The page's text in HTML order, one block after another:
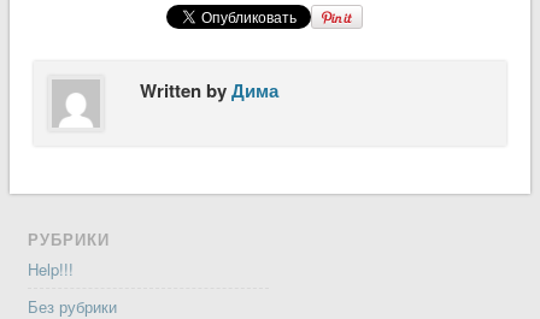
Written byДима
РУБРИКИ
Help!!!
Без рубрики